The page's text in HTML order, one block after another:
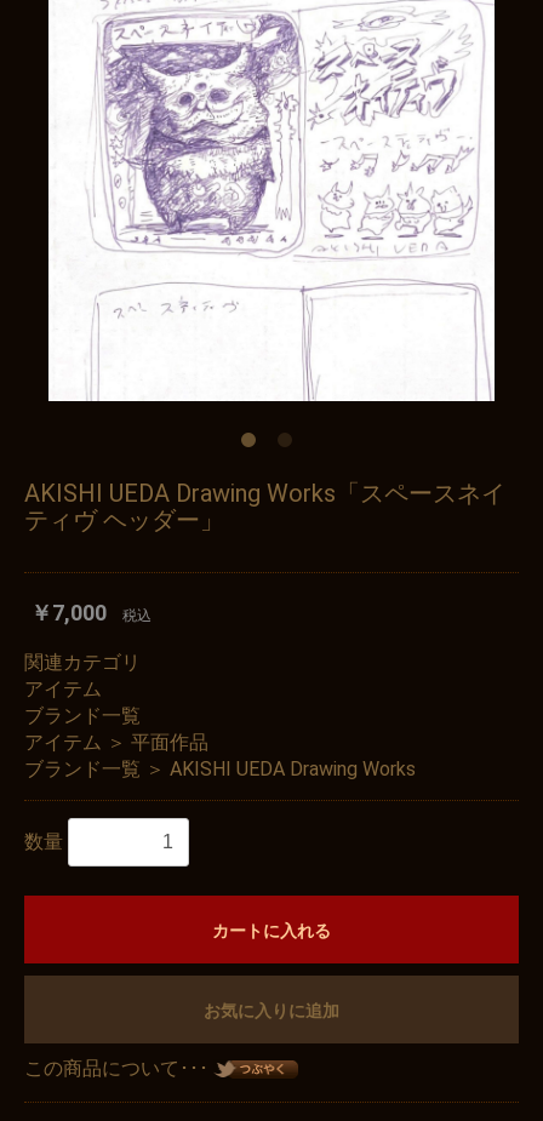
AKISHI UEDA Drawing Works「スペースネイ
ティヴ ヘッダー」
￥7,000 税込
関連カテゴリ
アイテム
ブランド一覧
アイテム ＞ 平面作品
ブランド一覧 ＞ AKISHI UEDA Drawing Works
数量
カートに入れる
お気に入りに追加
この商品について･･･